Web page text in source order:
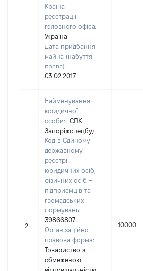
Країна
реєстрації
головного офіса:
Україна
Дата придбання
майна (набуття
права):
03.02.2017
2
Найменування
юридичної
особи:
СПК
Запоріжспецбуд
Код в Єдиному
державному
реєстрі
юридичних осіб,
фізичних осіб –
підприємців та
громадських
формувань:
39866807
Організаційно-
правова форма:
Товариство з
обмеженою
відповідальністю
10000